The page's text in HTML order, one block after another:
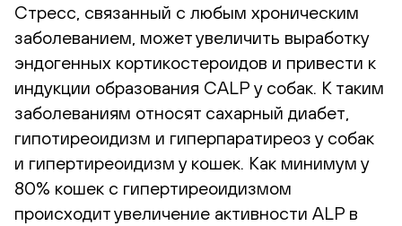
Стресс, связанный с любым хроническим
заболеванием, может увеличить выработку
эндогенных кортикостероидов и привести к
индукции образования CALP у собак. К таким
заболеваниям относят сахарный диабет,
гипотиреоидизм и гиперпаратиреоз у собак
и гипертиреоидизм у кошек. Как минимум у
80% кошек с гипертиреоидизмом
происходит увеличение активности ALP в